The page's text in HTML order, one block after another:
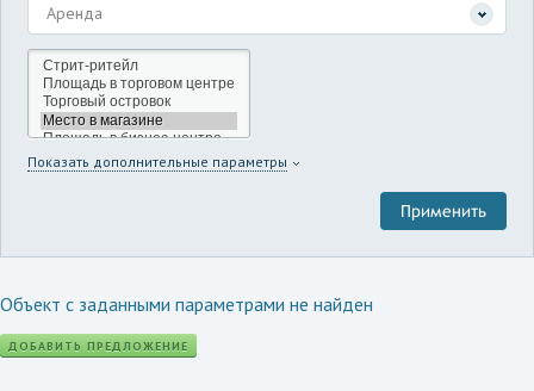
Аренда
Показать дополнительные параметры
Объект с заданными параметрами не найден
ДОБАВИТЬ ПРЕДЛОЖЕНИЕ